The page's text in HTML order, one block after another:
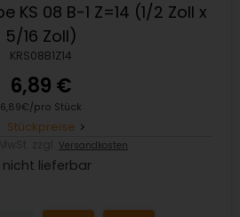
KS 08 B-1 Z=14 (1/2 Zoll x
5/16 Zoll)
KRS08B1Z14
6,89 €
6,89€/pro Stück
Stückpreise
Versandkosten
nicht lieferbar